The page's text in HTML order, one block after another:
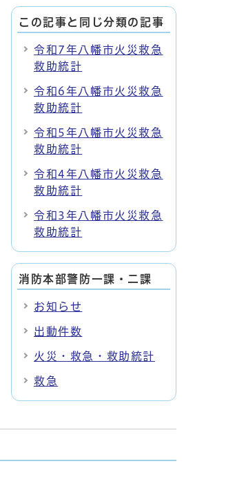
この記事と同じ分類の記事
令和7年八幡市火災救急
救助統計
令和6年八幡市火災救急
救助統計
令和5年八幡市火災救急
救助統計
令和4年八幡市火災救急
救助統計
令和3年八幡市火災救急
救助統計
消防本部警防一課・二課
お知らせ
出動件数
火災・救急・救助統計
救急